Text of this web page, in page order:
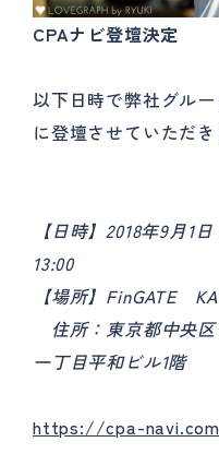
CPAナビ登壇決定
以下日時で弊社グル
に登壇させていただき
【日時】2018年9月1
13:00
【場所】FinGATE
住所：東京都中央
一丁目平和ビル1階
https://cpa-